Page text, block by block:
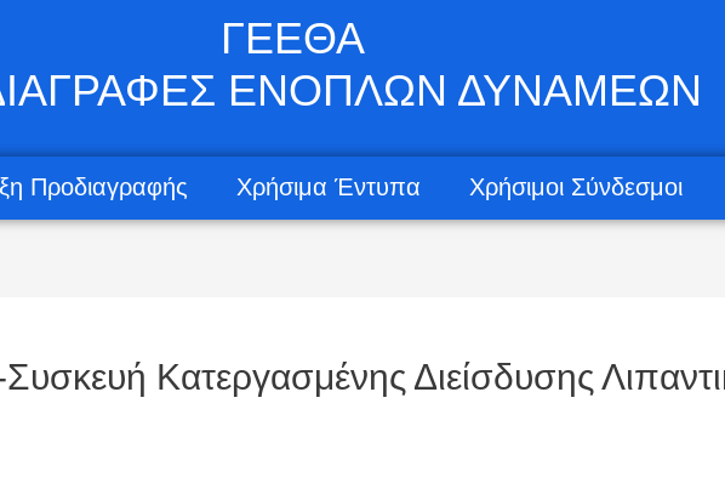
ΓΕΕΘΑ
ΕΝΟΠΛΩΝ ΔΥΝΑΜΕΩΝ
Προδιαγραφής Χρήσιμα Έντυπα Χρήσιμοι Σύνδεσμοι
Κατεργασμένης Διείσδυσης